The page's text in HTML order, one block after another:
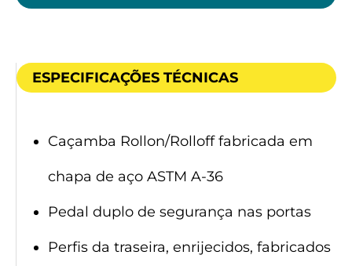
ESPECIFICAÇÕES TÉCNICAS
Caçamba Rollon/Rolloff fabricada em
chapa de aço ASTM A-36
Pedal duplo de segurança nas portas
Perfis da traseira, enrijecidos, fabricados